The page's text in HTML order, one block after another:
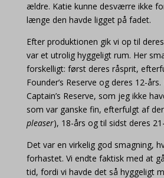
ældre. Katie kunne desværre ikke
længe den havde ligget på fadet.
Efter produktionen gik vi op til
var et utrolig hyggeligt rum. Her
forskelligt: først deres råsprit,
Founder’s Reserve og deres 12-
Captain’s Reserve, som jeg ikke
som var ganske fin, efterfulgt af
pleaser), 18-års og til sidst deres
Det var en virkelig god smagning,
forhastet. Vi endte faktisk med at
tid, fordi vi havde det så hyggeligt